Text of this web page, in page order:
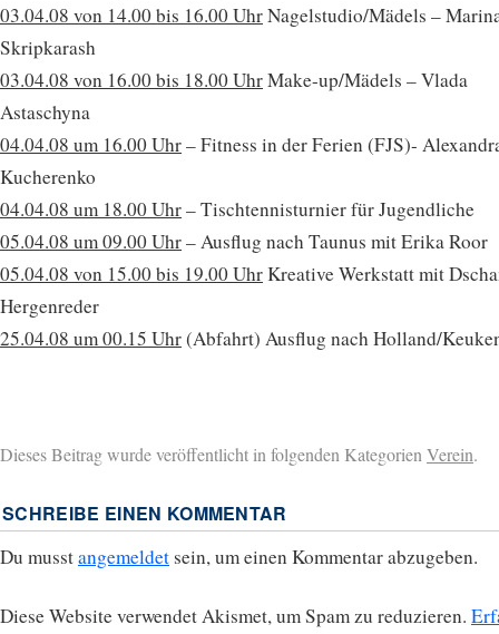
03.04.08 von 14.00 bis 16.00 UhrNagelstudio/Mädels –
Skripkarash
03.04.08 von 16.00 bis 18.00 UhrMake-up/Mädels – Vlada
Astaschyna
04.04.08 um 16.00 Uhr– Fitness in der Ferien (FJS)-
Kucherenko
04.04.08 um 18.00 Uhr– Tischtennisturnier für Jugendliche
05.04.08 um 09.00 Uhr– Ausflug nach Taunus mit Erika Roor
05.04.08 von 15.00 bis 19.00 UhrKreative Werkstatt mit
Hergenreder
25.04.08 um 00.15 Uhr(Abfahrt) Ausflug nach Holland/
Dieses Beitrag wurde veröffentlicht in folgenden KategorienVerein.
SCHREIBE EINEN KOMMENTAR
Du musstangemeldet sein, um einen Kommentar abzugeben.
Diese Website verwendet Akismet, um Spam zu reduzieren.